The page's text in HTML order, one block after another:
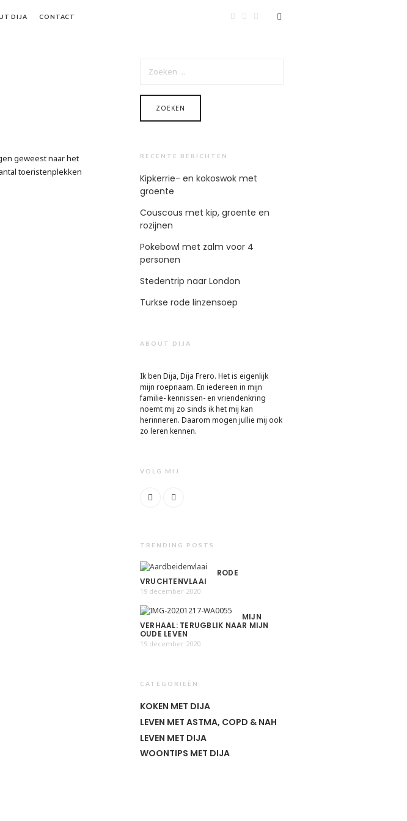
DIJA CONTACT
geweest naar het
toeristenplekken
NAAR:
RECENTE BERICHTEN
Kipkerrie- en kokoswok met
groente
Couscous met kip, groente en
rozijnen
Pokebowl met zalm voor 4
personen
Stedentrip naar London
Turkse rode linzensoep
ABOUT DIJA
Ik ben Dija, Dija Frero. Het is eigenlijk
mijn roepnaam. En iedereen in mijn
familie- kennissen- en vriendenkring
noemt mij zo sinds ik het mij kan
herinneren. Daarom mogen jullie mij ook
zo leren kennen.
VOLG MIJ
TRENDING POSTS
RODE
VRUCHTENVLAAI
19 december 2020
MIJN
VERHAAL: TERUGBLIK NAAR MIJN
OUDE LEVEN
19 december 2020
CATEGORIEËN
KOKEN MET DIJA
LEVEN MET ASTMA, COPD & NAH
LEVEN MET DIJA
WOONTIPS MET DIJA